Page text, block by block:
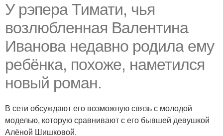
У рэпера Тимати, чья
возлюбленная Валентина
Иванова недавно родила ему
ребёнка, похоже, наметился
новый роман.
В сети обсуждают его возможную связь с молодой
моделью, которую сравнивают с его бывшей девушкой
Алёной Шишковой.